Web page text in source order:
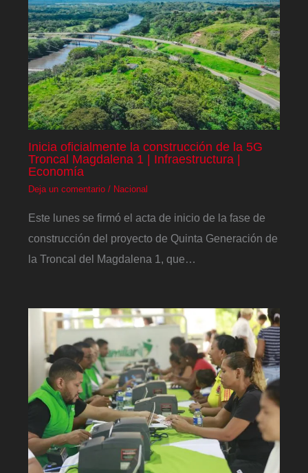
Inicia oficialmente la construcción de la 5G
Troncal Magdalena 1 | Infraestructura |
Economía
Deja un comentario / Nacional
Este lunes se firmó el acta de inicio de la fase de
construcción del proyecto de Quinta Generación de
la Troncal del Magdalena 1, que…